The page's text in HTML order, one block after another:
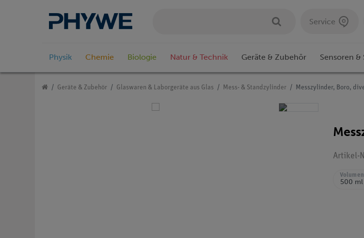
Service
Physik Chemie Biologie Natur & Technik Geräte & Zubehör Sensoren &
Geräte & Zubehör Glaswaren & Laborgeräte aus Glas Mess- & Standzylinder Messzylinder, Boro,
Artikel-
Volumen